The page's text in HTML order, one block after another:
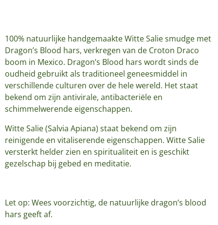
100% natuurlijke handgemaakte Witte Salie smudge met
Dragon’s Blood hars, verkregen van de Croton Draco
boom in Mexico. Dragon’s Blood hars wordt sinds de
oudheid gebruikt als traditioneel geneesmiddel in
verschillende culturen over de hele wereld. Het staat
bekend om zijn antivirale, antibacteriële en
schimmelwerende eigenschappen.
Witte Salie (Salvia Apiana) staat bekend om zijn
reinigende en vitaliserende eigenschappen. Witte Salie
versterkt helder zien en spiritualiteit en is geschikt
gezelschap bij gebed en meditatie.
Let op: Wees voorzichtig, de natuurlijke dragon’s blood
hars geeft af.